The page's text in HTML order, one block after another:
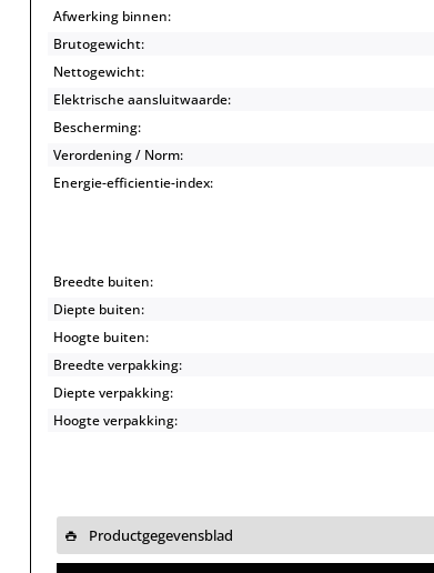
Afwerking binnen:
Brutogewicht:
Nettogewicht:
Elektrische aansluitwaarde:
Bescherming:
Verordening / Norm:
Energie-efficientie-index:
Breedte buiten:
Diepte buiten:
Hoogte buiten:
Breedte verpakking:
Diepte verpakking:
Hoogte verpakking:
Productgegevensblad